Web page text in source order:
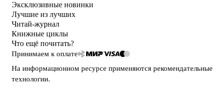
Эксклюзивные новинки
Лучшие из лучших
Читай-журнал
Книжные циклы
Что ещё почитать?
Принимаем к оплате
На информационном ресурсе применяются рекомендательные
технологии.